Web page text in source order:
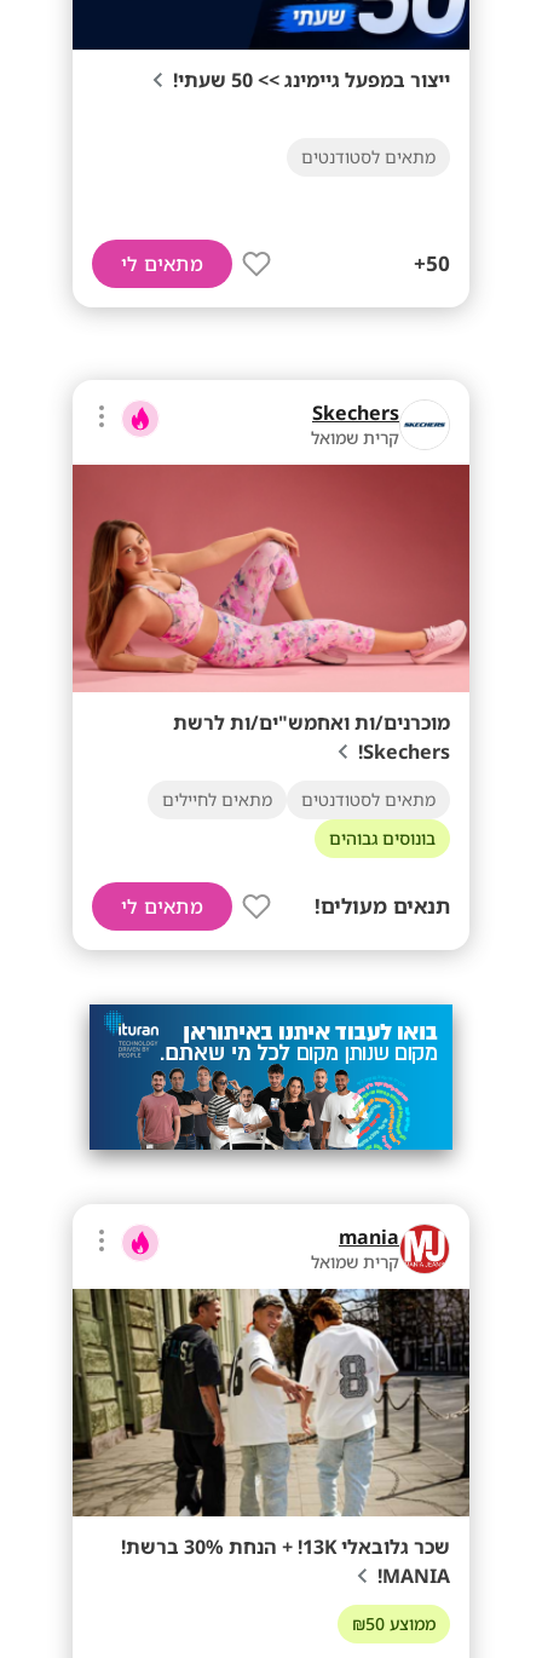
ייצור במפעל גיימינג >> 50 שעתי!
מתאים לסטודנטים
50+ מתאים לי
Skechers
קרית שמואל
מוכרנים/ות ואחמש"ים/ות לרשת
Skechers!
מתאים לסטודנטים
מתאים לחיילים
בונוסים גבוהים
תנאים מעולים! מתאים לי
mania
קרית שמואל
שכר גלובאלי 13K! + הנחת 30% ברשת!
MANIA!
ממוצע ₪50